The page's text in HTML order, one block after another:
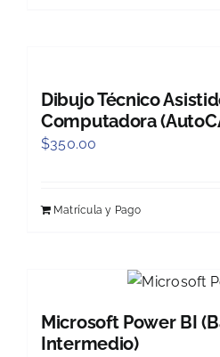
Dibujo Técnico
Computadora
$350.00
Matrícula y Pago
Microsoft Power BI
Intermedio)